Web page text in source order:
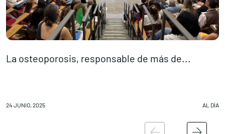
La osteoporosis, responsable de más de...
24 JUNIO, 2025 AL DÍA